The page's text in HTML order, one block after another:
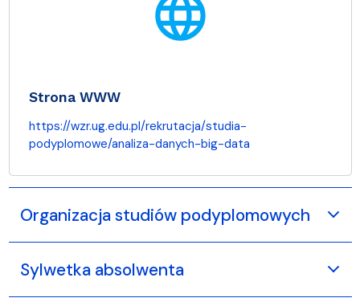
language
Strona WWW
https://wzr.ug.edu.pl/rekrutacja/studia-
podyplomowe/analiza-danych-big-data
Organizacja studiów podyplomowych
Sylwetka absolwenta